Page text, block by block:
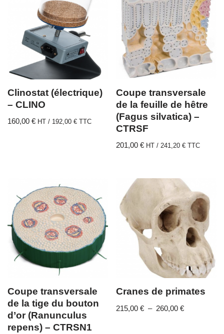
Clinostat (électrique)
– CLINO
160,00 € HT / 192,00 € TTC
Coupe transversale
de la feuille de hêtre
(Fagus silvatica) –
CTRSF
201,00€ HT /241,20€ TTC
Coupe transversale
de la tige du bouton
d’or (Ranunculus
repens) – CTRSN1
Cranes de primates
215,00€ – 260,00€